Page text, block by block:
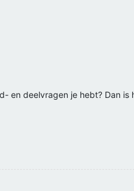
en deelvragen je hebt? Dan